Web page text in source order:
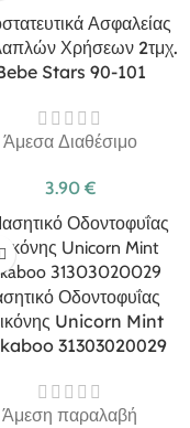
Ασφαλείας
Χρήσεων 2τμχ.
Stars 90-101
Άμεσα Διαθέσιμο
3.90 €
Οδοντοφυΐας
Unicorn Mint
31303020029
Άμεση παραλαβή